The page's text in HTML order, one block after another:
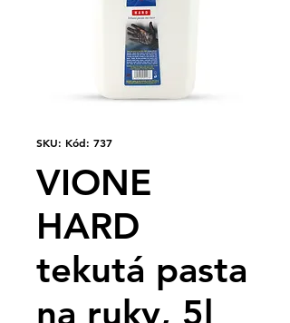
SKU: Kód: 737
VIONE
HARD
tekutá pasta
na ruky, 5l